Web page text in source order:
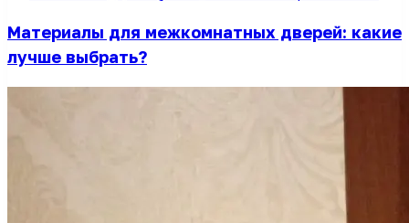
Материалы для межкомнатных дверей: какие
лучше выбрать?